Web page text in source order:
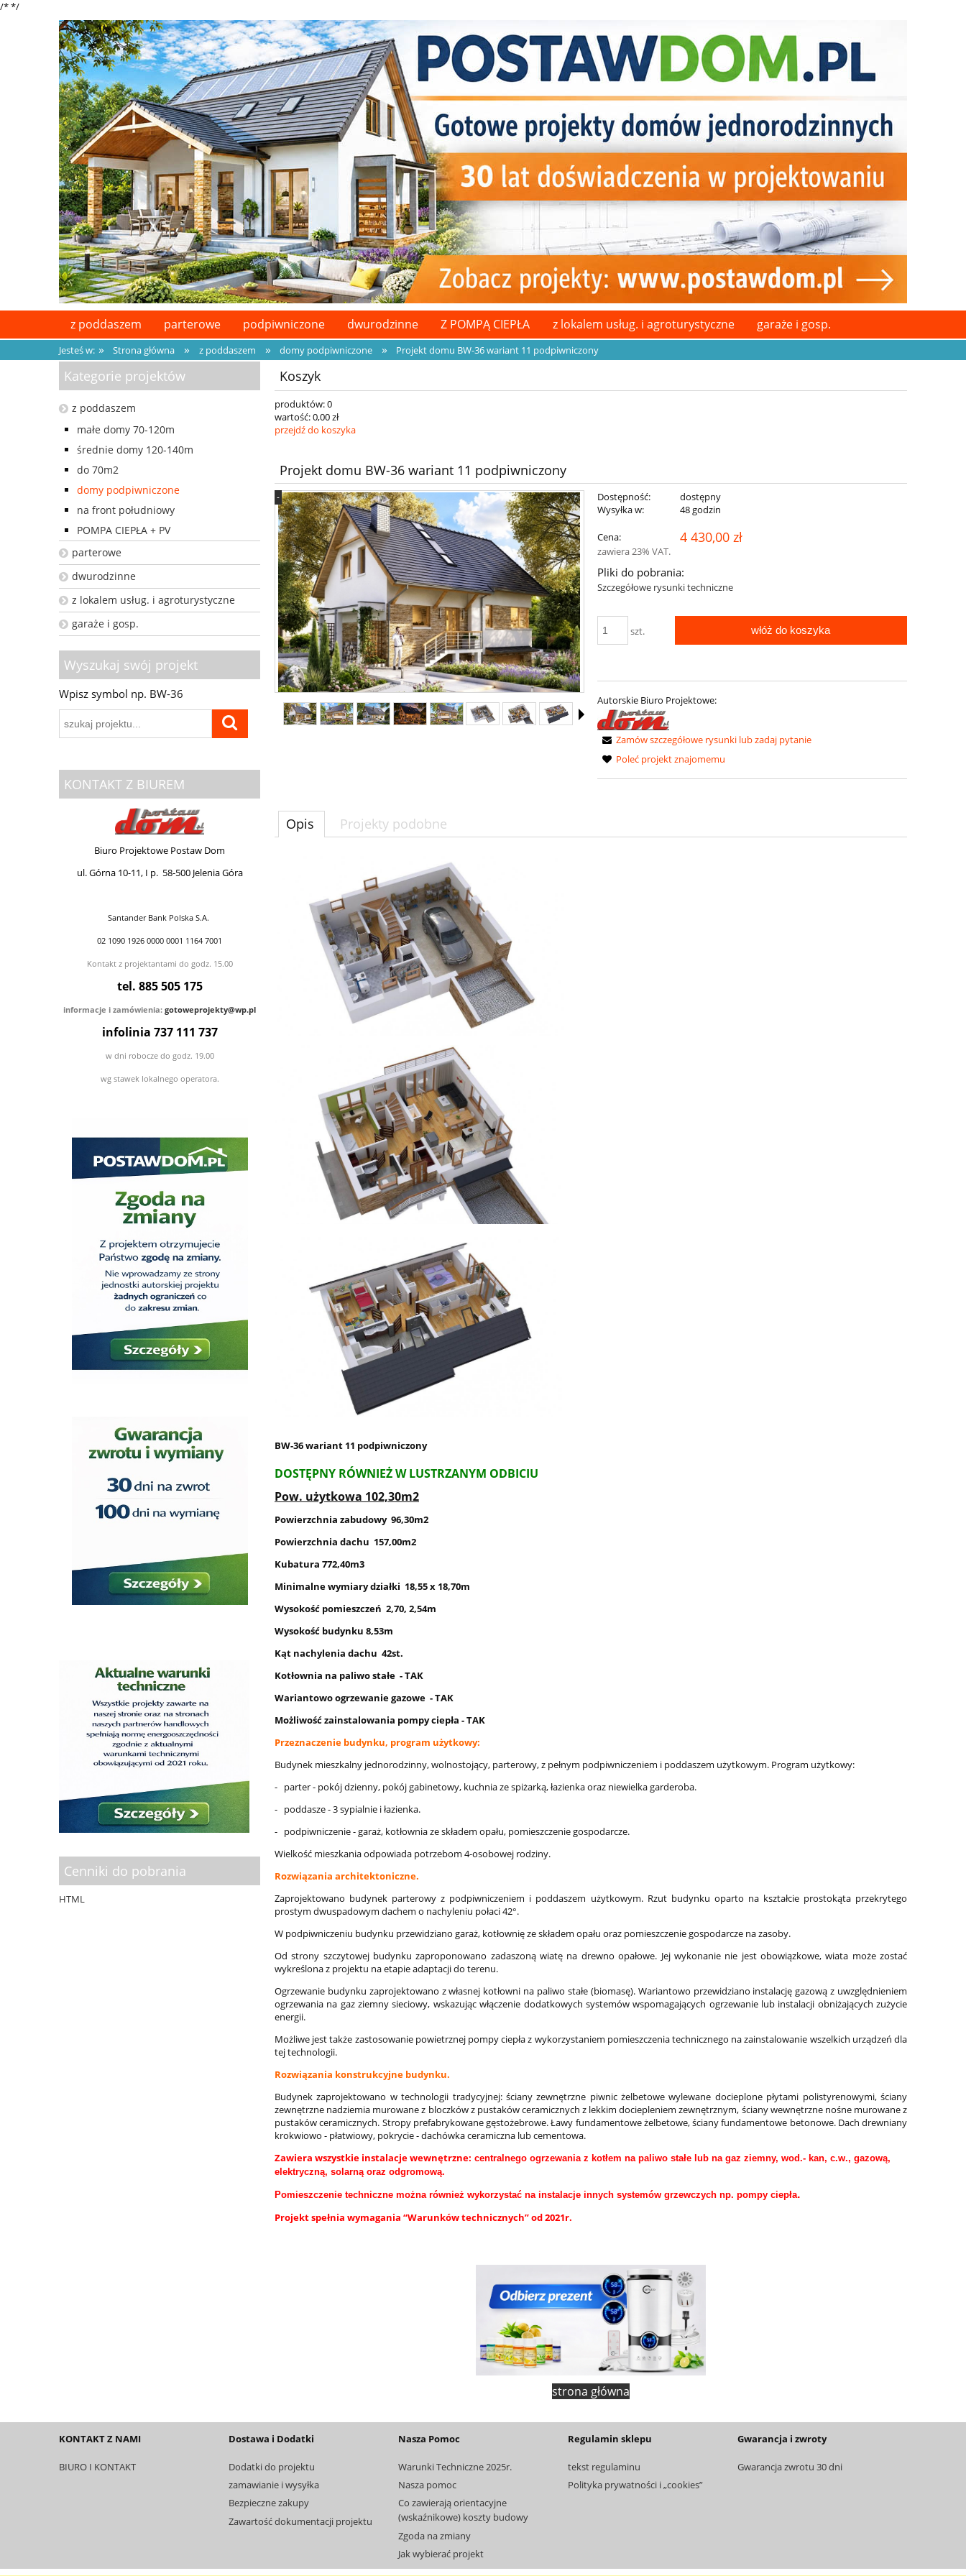
/**/
z poddaszem parterowe podpiwniczone dwurodzinne Z POMPĄ CIEPŁA z lokalem usług. i agroturystyczne garaże i gosp.
Jesteś w: » Strona główna » z poddaszem » domy podpiwniczone » Projekt domu BW-36 wariant 11 podpiwniczony
Kategorie projektów
z poddaszem
małe domy 70-120m
średnie domy 120-140m
do 70m2
domy podpiwniczone
na front południowy
POMPA CIEPŁA + PV
parterowe
dwurodzinne
z lokalem usług. i agroturystyczne
garaże i gosp.
Wyszukaj swój projekt
Wpisz symbol np. BW-36
KONTAKT Z BIUREM
Biuro Projektowe Postaw Dom
ul. Górna 10-11, I p. 58-500 Jelenia Góra
Santander Bank Polska S.A.
02 1090 1926 0000 0001 1164 7001
Kontakt z projektantami do godz. 15.00
tel. 885 505 175
informacje i zamówienia: gotoweprojekty@wp.pl
infolinia 737 111 737
w dni robocze do godz. 19.00
wg stawek lokalnego operatora.
Cenniki do pobrania
HTML
Koszyk
produktów:0
wartość:0,00 zł
przejdź do koszyka
Projekt domu BW-36 wariant 11 podpiwniczony
- Dostępność:
dostępny
Wysyłka w:
48 godzin
Cena: 4 430,00 zł
zawiera 23% VAT.
Pliki do pobrania:
Szczegółowe rysunki techniczne
szt. włóż do koszyka
Autorskie Biuro Projektowe:
Zamów szczegółowe rysunki lub zadaj pytanie
Poleć projekt znajomemu
Opis Projekty podobne
BW-36 wariant 11 podpiwniczony
DOSTĘPNY RÓWNIEŻ W LUSTRZANYM ODBICIU
Pow. użytkowa 102,30m2
Powierzchnia zabudowy 96,30m2
Powierzchnia dachu 157,00m2
Kubatura 772,40m3
Minimalne wymiary działki 18,55 x 18,70m
Wysokość pomieszczeń 2,70, 2,54m
Wysokość budynku 8,53m
Kąt nachylenia dachu 42st.
Kotłownia na paliwo stałe - TAK
Wariantowo ogrzewanie gazowe - TAK
Możliwość zainstalowania pompy ciepła - TAK
Przeznaczenie budynku, program użytkowy:
Budynek mieszkalny jednorodzinny, wolnostojący, parterowy, z pełnym podpiwniczeniem i poddaszem użytkowym. Program użytkowy:
- parter - pokój dzienny, pokój gabinetowy, kuchnia ze spiżarką, łazienka oraz niewielka garderoba.
- poddasze - 3 sypialnie i łazienka.
- podpiwniczenie - garaż, kotłownia ze składem opału, pomieszczenie gospodarcze.
Wielkość mieszkania odpowiada potrzebom 4-osobowej rodziny.
Rozwiązania architektoniczne.
Zaprojektowano budynek parterowy z podpiwniczeniem i poddaszem użytkowym. Rzut budynku oparto na kształcie prostokąta przekrytego
prostym dwuspadowym dachem o nachyleniu połaci 42°.
W podpiwniczeniu budynku przewidziano garaż, kotłownię ze składem opału oraz pomieszczenie gospodarcze na zasoby.
Od strony szczytowej budynku zaproponowano zadaszoną wiatę na drewno opałowe. Jej wykonanie nie jest obowiązkowe, wiata może zostać
wykreślona z projektu na etapie adaptacji do terenu.
Ogrzewanie budynku zaprojektowano z własnej kotłowni na paliwo stałe (biomasę). Wariantowo przewidziano instalację gazową z uwzględnieniem
ogrzewania na gaz ziemny sieciowy, wskazując włączenie dodatkowych systemów wspomagających ogrzewanie lub instalacji obniżających zużycie
energii.
Możliwe jest także zastosowanie powietrznej pompy ciepła z wykorzystaniem pomieszczenia technicznego na zainstalowanie wszelkich urządzeń dla
tej technologii.
Rozwiązania konstrukcyjne budynku.
Budynek zaprojektowano w technologii tradycyjnej: ściany zewnętrzne piwnic żelbetowe wylewane docieplone płytami polistyrenowymi, ściany
zewnętrzne nadziemia murowane z bloczków z pustaków ceramicznych z lekkim dociepleniem zewnętrznym, ściany wewnętrzne nośne murowane z
pustaków ceramicznych. Stropy prefabrykowane gęstożebrowe. Ławy fundamentowe żelbetowe, ściany fundamentowe betonowe. Dach drewniany
krokwiowo - płatwiowy, pokrycie - dachówka ceramiczna lub cementowa.
Zawiera wszystkie instalacje wewnętrzne: centralnego ogrzewania z kotłem na paliwo stałe lub na gaz ziemny, wod.- kan, c.w., gazową,
elektryczną, solarną oraz odgromową.
Pomieszczenie techniczne można również wykorzystać na instalacje innych systemów grzewczych np. pompy ciepła.
Projekt spełnia wymagania “Warunków technicznych” od 2021r.
strona główna
KONTAKT Z NAMI
BIURO I KONTAKT
Dostawa i Dodatki
Dodatki do projektu
zamawianie i wysyłka
Bezpieczne zakupy
Zawartość dokumentacji projektu
Nasza Pomoc
Warunki Techniczne 2025r.
Nasza pomoc
Co zawierają orientacyjne
(wskaźnikowe) koszty budowy
Zgoda na zmiany
Jak wybierać projekt
Regulamin sklepu
tekst regulaminu
Polityka prywatności i „cookies”
Gwarancja i zwroty
Gwarancja zwrotu 30 dni